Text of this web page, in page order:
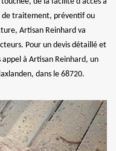
de traitement, préventif ou
Artisan Reinhard va
Pour un devis détaillé et
à Artisan Reinhard, un
dans le 68720.